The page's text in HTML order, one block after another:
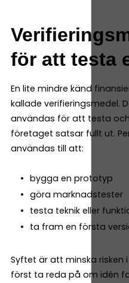
för att testa
En lite mindre känd
kallade verifieringsmedel.
användas för att testa
företaget satsar fullt ut.
användas till att:
bygga en prototyp
göra marknadstester
testa teknik eller
ta fram en första
Syftet är att minska
först ta reda på om idén